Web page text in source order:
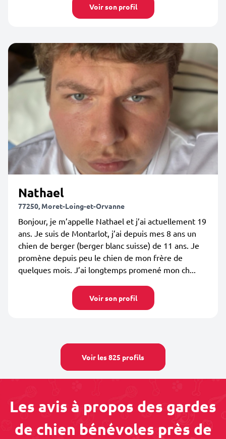
Voir son profil
Nathael
77250, Moret-Loing-et-Orvanne
Bonjour, je m’appelle Nathael et j’ai actuellement 19
ans. Je suis de Montarlot, j’ai depuis mes 8 ans un
chien de berger (berger blanc suisse) de 11 ans. Je
promène depuis peu le chien de mon frère de
quelques mois. J’ai longtemps promené mon ch...
Voir son profil
Voir les 825 profils
Les avis à propos des gardes
de chien bénévoles près de